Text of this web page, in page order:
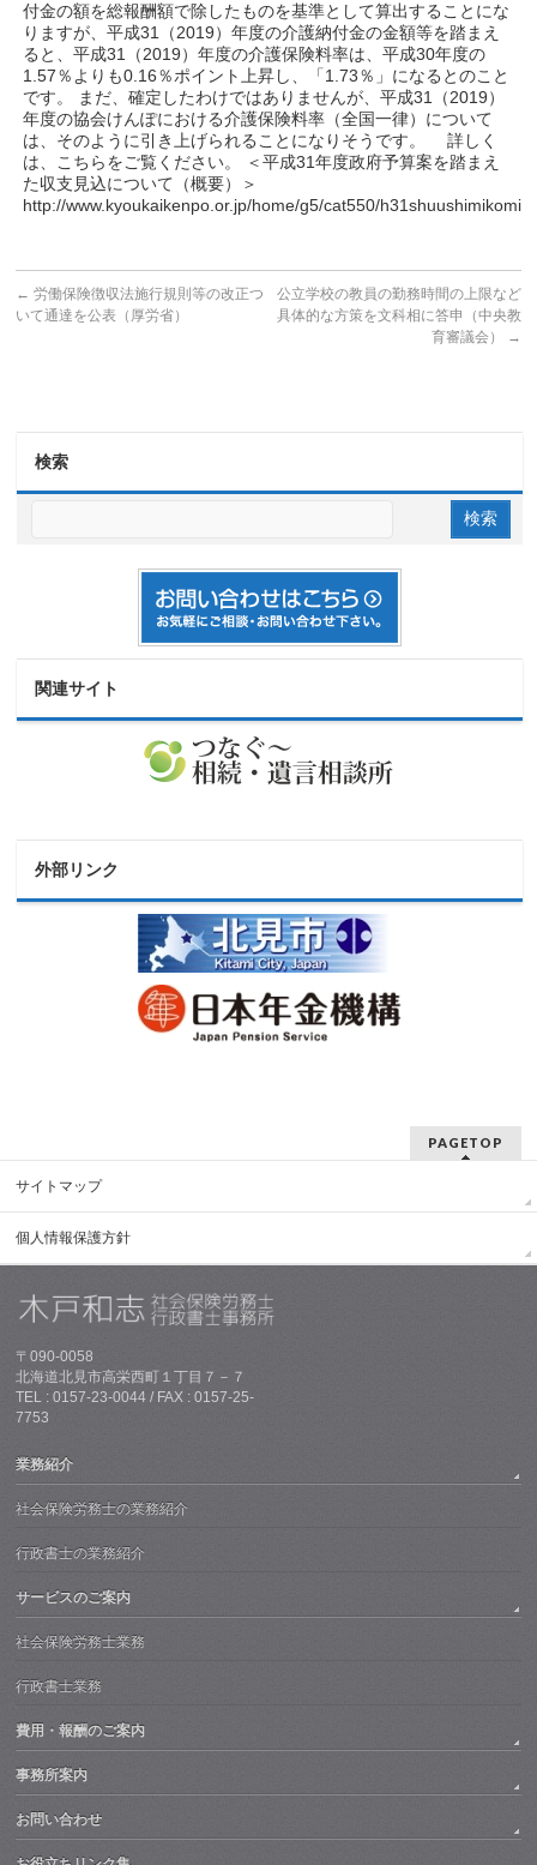
付金の額を総報酬額で除したものを基準として算出することにな
りますが、平成31（2019）年度の介護納付金の金額等を踏まえ
ると、平成31（2019）年度の介護保険料率は、平成30年度の
1.57％よりも0.16％ポイント上昇し、「1.73％」になるとのこと
です。 まだ、確定したわけではありませんが、平成31（2019）
年度の協会けんぽにおける介護保険料率（全国一律）について
は、そのように引き上げられることになりそうです。 詳しく
は、こちらをご覧ください。 ＜平成31年度政府予算案を踏まえ
た収支見込について（概要）＞
http://www.kyoukaikenpo.or.jp/home/g5/cat550/h31shuushimikomi
← 労働保険徴収法施行規則等の改正つ
いて通達を公表（厚労省）
公立学校の教員の勤務時間の上限など
具体的な方策を文科相に答申（中央教
育審議会）
→
検索
関連サイト
外部リンク
PAGETOP
サイトマップ
個人情報保護方針
〒090-0058
北海道北見市高栄西町１丁目７－７
TEL : 0157-23-0044 / FAX : 0157-25-
7753
業務紹介
社会保険労務士の業務紹介
行政書士の業務紹介
サービスのご案内
社会保険労務士業務
行政書士業務
費用・報酬のご案内
事務所案内
お問い合わせ